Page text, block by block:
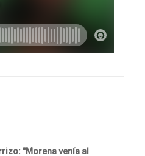
"Morena venía al